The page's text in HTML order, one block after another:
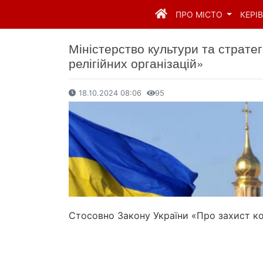
ПРО МІСТО
Міністерство культури та
релігійних організацій»
18.10.2024 08:06 95
Стосовно Закону України «Про захист